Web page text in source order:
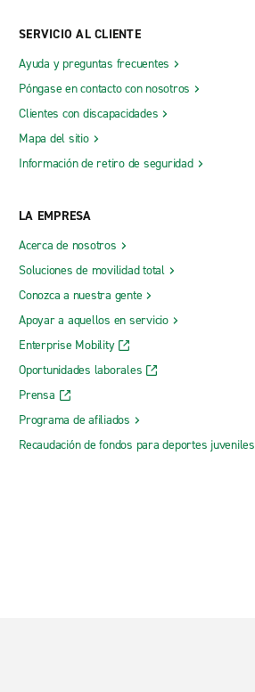
SERVICIO AL CLIENTE
Ayuda y preguntas frecuentes
Póngase en contacto con nosotros
Clientes con discapacidades
Mapa del sitio
Información de retiro de seguridad
LA EMPRESA
Acerca de nosotros
Soluciones de movilidad total
Conozca a nuestra gente
Apoyar a aquellos en servicio
Enterprise Mobility
Oportunidades laborales
Prensa
Programa de afiliados
Recaudación de fondos para deportes juveniles